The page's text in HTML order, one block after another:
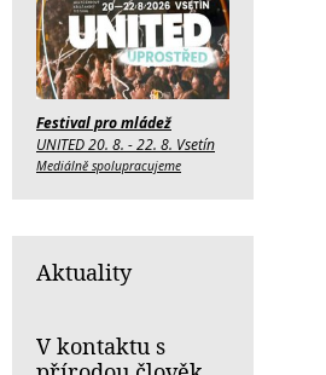
Festival pro mládež
UNITED 20. 8. - 22. 8. Vsetín
Mediálně spolupracujeme
Aktuality
V kontaktu s